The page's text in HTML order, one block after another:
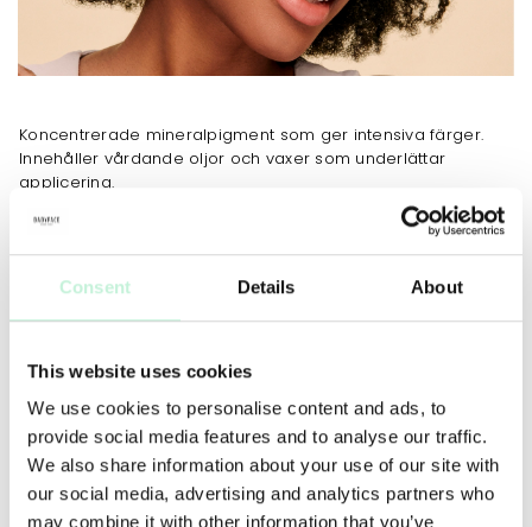
Consent Details About
This website uses cookies
We use cookies to personalise content and ads, to
provide social media features and to analyse our traffic.
We also share information about your use of our site with
our social media, advertising and analytics partners who
may combine it with other information that you’ve
Koncentrerade mineralpigment som ger intensiva färger.
Innehåller vårdande oljor och vaxer som underlättar
applicering.
INGREDIENSER
Med Lip Pencil får du oändligt med färgkombinationer
glans eller stift.